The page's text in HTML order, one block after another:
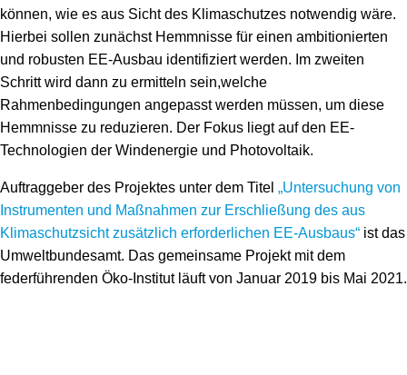
Stromerzeugung
Wärme
Wasserstoff
Bibliothek
Newsletter
Infomaterial
Schriften zum Umweltenergierecht
können, wie es aus Sicht des Klimaschutzes notwendig wäre.
Hierbei sollen zunächst Hemmnisse für einen ambitionierten
und robusten EE-Ausbau identifiziert werden. Im zweiten
Schritt wird dann zu ermitteln sein,welche
Rahmenbedingungen angepasst werden müssen, um diese
Hemmnisse zu reduzieren. Der Fokus liegt auf den EE-
Technologien der Windenergie und Photovoltaik.
Auftraggeber des Projektes unter dem Titel „Untersuchung von
Instrumenten und Maßnahmen zur Erschließung des aus
Klimaschutzsicht zusätzlich erforderlichen EE-Ausbaus“ ist das
Umweltbundesamt. Das gemeinsame Projekt mit dem
federführenden Öko-Institut läuft von Januar 2019 bis Mai 2021.